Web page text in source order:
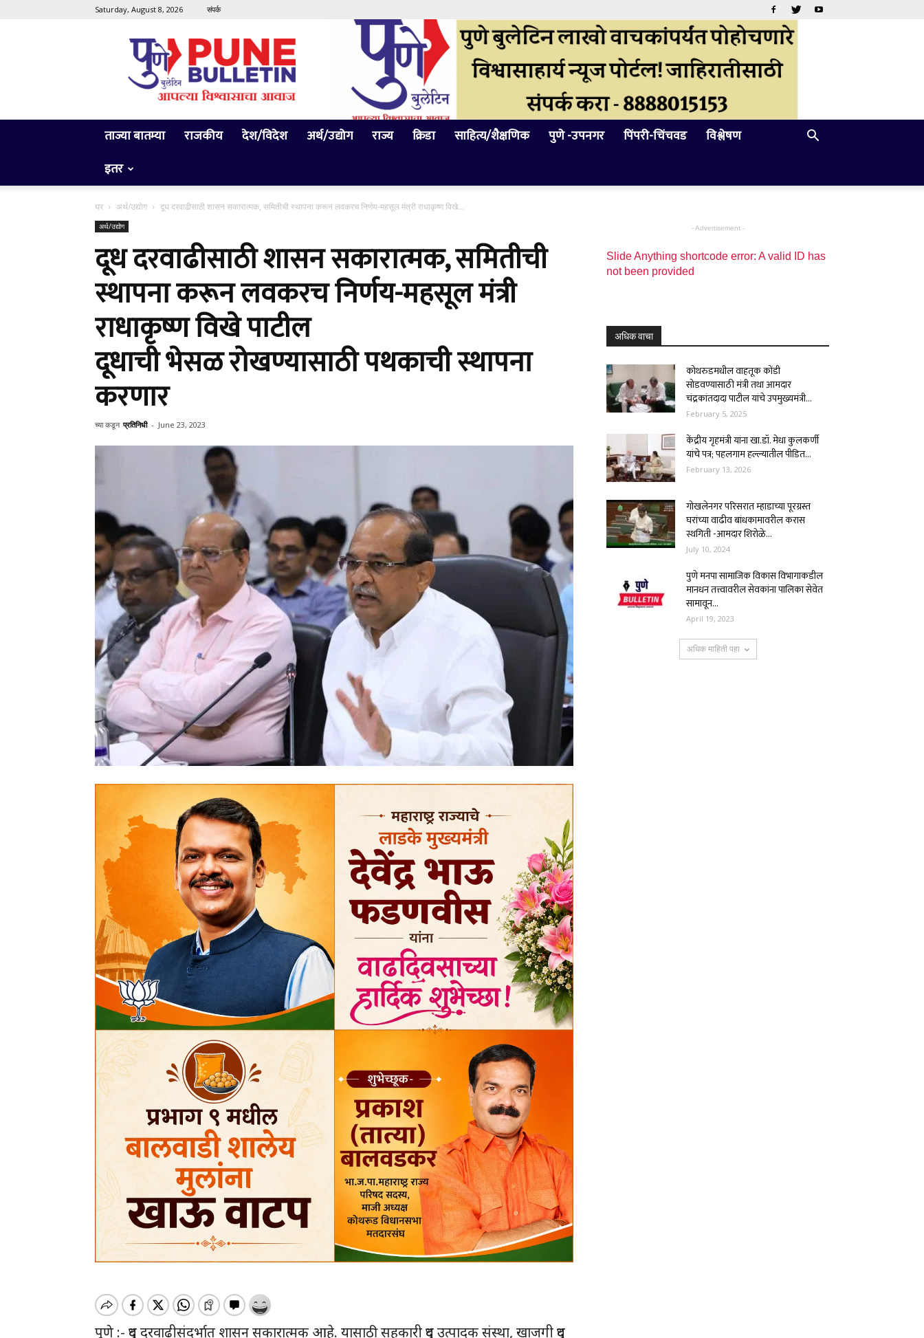
Saturday, August 8, 2026 संपर्क
Pune
Bulletin
ताज्या बातम्या राजकीय देश/विदेश अर्थ/उद्योग राज्य क्रिडा साहित्य/शैक्षणिक पुणे -उपनगर पिंपरी-चिंचवड
विश्लेषण
इतर
घर अर्थ/उद्योग दूध दरवाढीसाठी शासन सकारात्मक, समितीची स्थापना करून लवकरच निर्णय-महसूल मंत्री राधाकृष्ण विखे...
अर्थ/उद्योग
दूध दरवाढीसाठी शासन सकारात्मक, समितीची
स्थापना करून लवकरच निर्णय-महसूल मंत्री
राधाकृष्ण विखे पाटील
दूधाची भेसळ रोखण्यासाठी पथकाची स्थापना
करणार
च्या कडून प्रतिनिधी - June 23, 2023
पुणे :- दूध दरवाढीसंदर्भात शासन सकारात्मक आहे. यासाठी सहकारी दूध उत्पादक संस्था, खाजगी दूध
- Advertisement -
Slide Anything shortcode error: A valid ID has
not been provided
अधिक वाचा
कोथरुडमधील वाहतूक कोंडी
सोडवण्यासाठी मंत्री तथा आमदार
चंद्रकांतदादा पाटील यांचे उपमुख्यमंत्री...
February 5, 2025
केंद्रीय गृहमंत्री यांना खा.डॉ. मेधा कुलकर्णी
यांचे पत्र; पहलगाम हल्ल्यातील पीडित...
February 13, 2026
गोखलेनगर परिसरात म्हाडाच्या पूरग्रस्त
घरांच्या वाढीव बांधकामावरील करास
स्थगिती -आमदार शिरोळे...
July 10, 2024
पुणे मनपा सामाजिक विकास विभागाकडील
मानधन तत्त्वावरील सेवकांना पालिका सेवेत
सामावून...
April 19, 2023
अधिक माहिती पहा